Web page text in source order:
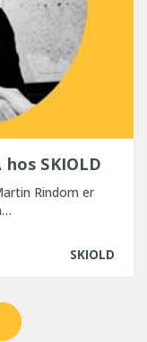
SKIOLD
Rindom er
SKIOLD